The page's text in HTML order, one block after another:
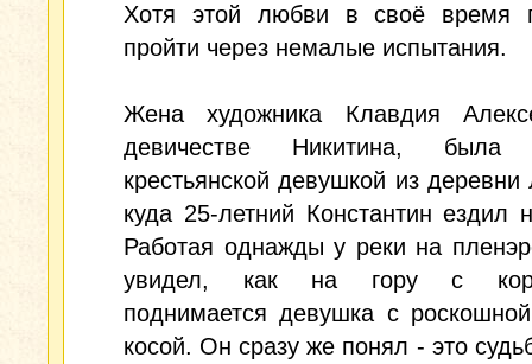
Хотя этой любви в своё время
пройти через немалые испытания.
Жена художника Клавдия
девичестве Никитина, была
крестьянской девушкой из деревни
куда 25-летний Константин ездил
Работая однажды у реки на
увидел, как на гору с
поднимается девушка с
косой. Он сразу же понял - это